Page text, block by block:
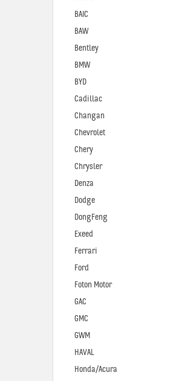
BAIC
BAW
Bentley
BMW
BYD
Cadillac
Changan
Chevrolet
Chery
Chrysler
Denza
Dodge
DongFeng
Exeed
Ferrari
Ford
Foton Motor
GAC
GMC
GWM
HAVAL
Honda/Acura